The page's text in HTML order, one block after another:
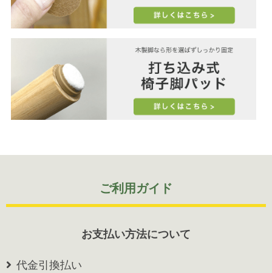
ご利用ガイド
お支払い方法について
代金引換払い